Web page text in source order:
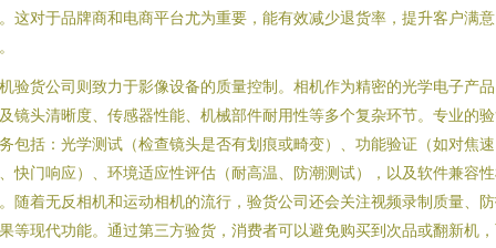
这对于品牌商和电商平台尤为重要，能有效减少退货率，提升客户满意
验货公司则致力于影像设备的质量控制。相机作为精密的光学电子产
镜头清晰度、传感器性能、机械部件耐用性等多个复杂环节。专业的
包括：光学测试（检查镜头是否有划痕或畸变）、功能验证（如对焦速
快门响应）、环境适应性评估（耐高温、防潮测试），以及软件兼容
随着无反相机和运动相机的流行，验货公司还会关注视频录制质量、
等现代功能。通过第三方验货，消费者可以避免购买到次品或翻新机